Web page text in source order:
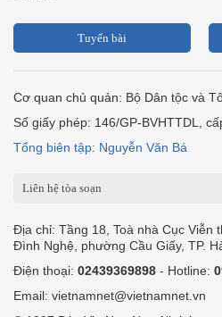
Tuyến bài
Cơ quan chủ quản: Bộ Dân tộc và
Số giấy phép: 146/GP-BVHTTDL,
Tổng biên tập: Nguyễn Văn Bá
Liên hệ tòa soạn
Địa chỉ: Tầng 18, Toà nhà Cục Viễn
Đình Nghệ, phường Cầu Giấy, TP.
Điện thoại: 02439369898 - Hotline:
Email: vietnamnet@vietnamnet.vn